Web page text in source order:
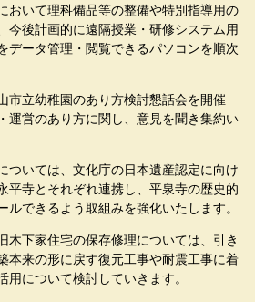
おいて理科備品等の整備や特別指導用の
今後計画的に遠隔授業・研修システム用
データ管理・閲覧できるパソコンを順次
市立幼稚園のあり方検討懇話会を開催
運営のあり方に関し、意見を聞き集約い
いては、文化庁の日本遺産認定に向け
平寺とそれぞれ連携し、平泉寺の歴史的
ルできるよう取組みを強化いたします。
下家住宅の保存修理については、引き
本来の形に戻す復元工事や耐震工事に着
用について検討していきます。